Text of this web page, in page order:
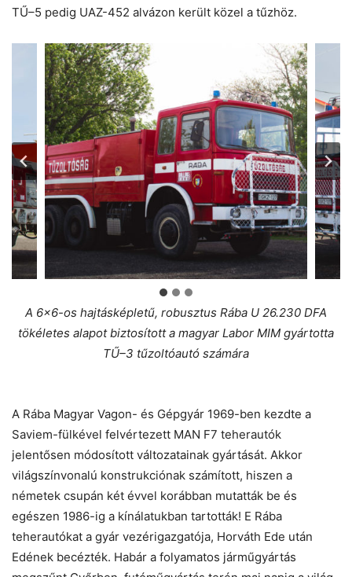
TŰ–5 pedig UAZ-452 alvázon került közel a tűzhöz.
A 6×6-os hajtásképletű, robusztus Rába U 26.230 DFA
tökéletes alapot biztosított a magyar Labor MIM gyártotta
TŰ–3 tűzoltóautó számára
A Rába Magyar Vagon- és Gépgyár 1969-ben kezdte a
Saviem-fülkével felvértezett MAN F7 teherautók
jelentősen módosított változatainak gyártását. Akkor
világszínvonalú konstrukciónak számított, hiszen a
németek csupán két évvel korábban mutatták be és
egészen 1986-ig a kínálatukban tartották! E Rába
teherautókat a gyár vezérigazgatója, Horváth Ede után
Edének becézték. Habár a folyamatos járműgyártás